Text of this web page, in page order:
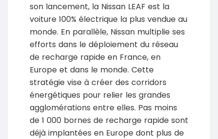
son lancement, la Nissan LEAF est la
voiture 100% électrique la plus vendue au
monde. En parallèle, Nissan multiplie ses
efforts dans le déploiement du réseau
de recharge rapide en France, en
Europe et dans le monde. Cette
stratégie vise à créer des corridors
énergétiques pour relier les grandes
agglomérations entre elles. Pas moins
de 1 000 bornes de recharge rapide sont
déjà implantées en Europe dont plus de